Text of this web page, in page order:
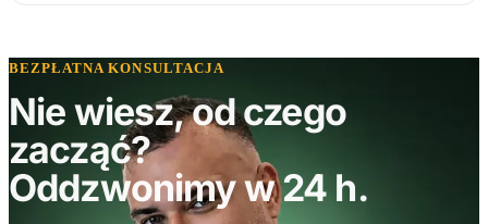
BEZPŁATNA KONSULTACJA
Nie wiesz, od czego
zacząć?
Oddzwonimy w 24 h.